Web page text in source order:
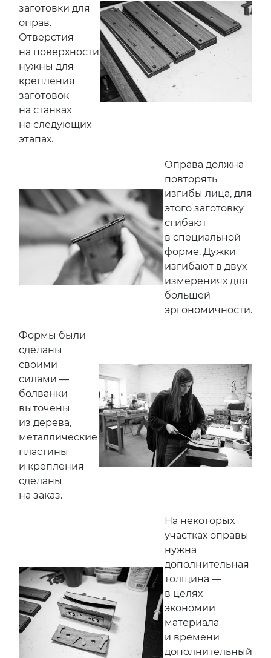
заготовки для
оправ.
Отверстия
на поверхности
нужны для
крепления
заготовок
на станках
на следующих
этапах.
Оправа должна
повторять
изгибы лица, для
этого заготовку
сгибают
в специальной
форме. Дужки
изгибают в двух
измерениях для
большей
эргономичности.
Формы были
сделаны
своими
силами —
болванки
выточены
из дерева,
металлические
пластины
и крепления
сделаны
на заказ.
На некоторых
участках оправы
нужна
дополнительная
толщина —
в целях
экономии
материала
и времени
дополнительный